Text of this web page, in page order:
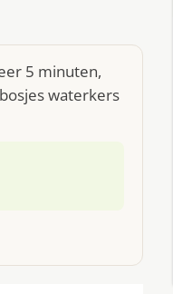
5 minuten,
waterkers